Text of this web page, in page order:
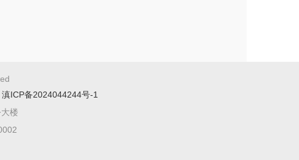
滇ICP备2024044244号-1
楼